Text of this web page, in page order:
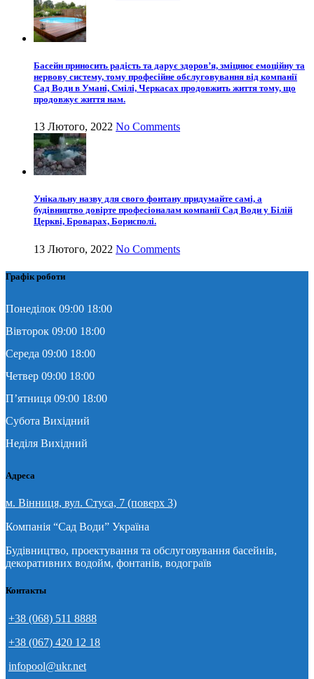
Басейн приносить радість та дарує здоров’я, зміцнює емоційну та
нервову систему, тому професійне обслуговування від компанії
Сад Води в Умані, Смілі, Черкасах продовжить життя тому, що
продовжує життя нам.
13 Лютого, 2022 No Comments
Унікальну назву для свого фонтану придумайте самі, а
будівництво довірте професіоналам компанії Сад Води у Білій
Церкві, Броварах, Борисполі.
13 Лютого, 2022 No Comments
Графік роботи
Понеділок 09:00 18:00
Вівторок 09:00 18:00
Середа 09:00 18:00
Четвер 09:00 18:00
П’ятниця 09:00 18:00
Субота Вихідний
Неділя Вихідний
Адреса
м. Вінниця, вул. Стуса, 7 (поверх 3)
Компанія “Сад Води” Україна
Будівництво, проектування та обслуговування басейнів,
декоративних водойм, фонтанів, водограїв
Контакты
+38 (068) 511 8888
+38 (067) 420 12 18
infopool@ukr.net